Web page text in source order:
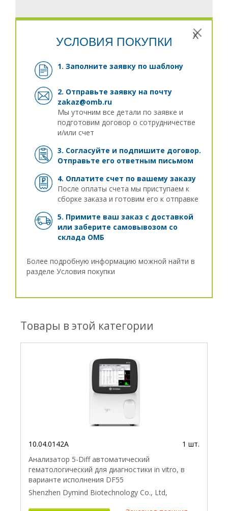
x
УСЛОВИЯ ПОКУПКИ
1. Заполните заявку по шаблону
2. Отправьте заявку на почту
zakaz@omb.ru
Мы уточним все детали по заявке и
подготовим договор о сотрудничестве
и/или счет
3. Согласуйте и подпишите договор.
Отправьте его ответным письмом
4. Оплатите счет по вашему заказу
После оплаты счета мы приступаем к
сборке заказа и готовим его к отправке
5. Примите ваш заказ с доставкой
или заберите самовывозом со
склада ОМБ
Более подробную информацию можной найти в
разделе Условия покупки
Товары в этой категории
10.04.0142A
1 шт.
Анализатор 5-Diff автоматический
гематологический для диагностики in vitro, в
варианте исполнения DF55
Shenzhen Dymind Biotechnology Co., Ltd,